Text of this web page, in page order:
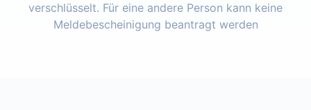
verschlüsselt. Für eine andere Person kann keine
Meldebescheinigung beantragt werden